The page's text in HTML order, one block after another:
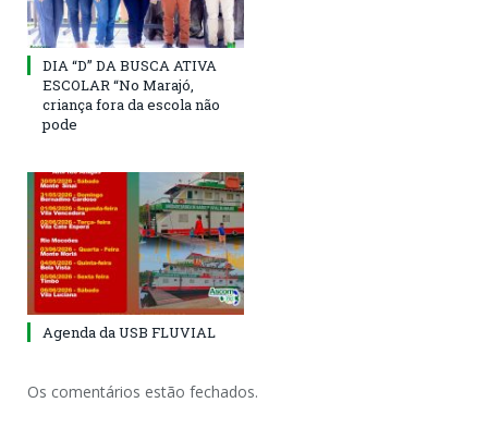
DIA “D” DA BUSCA ATIVA
ESCOLAR “No Marajó,
criança fora da escola não
pode
Agenda da USB FLUVIAL
Os comentários estão fechados.